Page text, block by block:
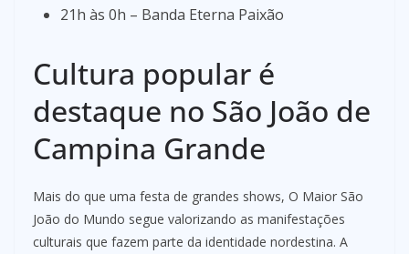
21h às 0h – Banda Eterna Paixão
Cultura popular é
destaque no São João de
Campina Grande
Mais do que uma festa de grandes shows, O Maior São
João do Mundo segue valorizando as manifestações
culturais que fazem parte da identidade nordestina. A